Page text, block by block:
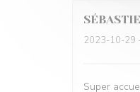
2023-10-29
Super